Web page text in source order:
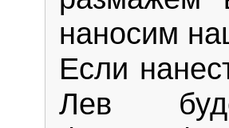
наносим
Если
Лев